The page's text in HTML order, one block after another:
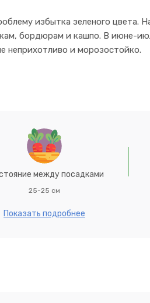
избытка зеленого цвета.
бордюрам и кашпо. В июне-
неприхотливо и морозостойко.
между посадками
25-25 см
Показать подробнее